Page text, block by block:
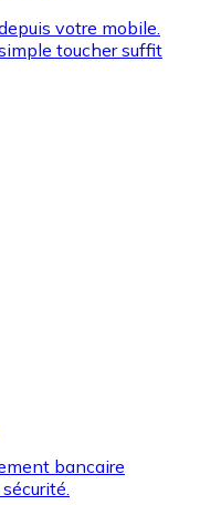
espèces et d'autres
pour acheter
votre mobile.
toucher suffit
bancaire